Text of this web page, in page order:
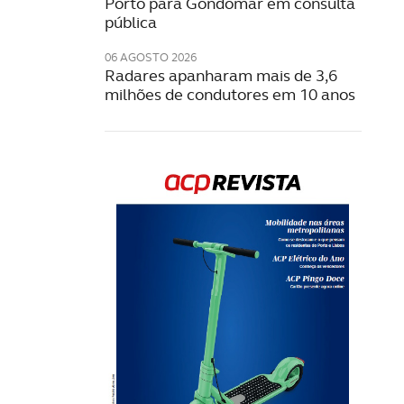
pública
06 AGOSTO 2026
Radares apanharam mais de 3,6
milhões de condutores em 10 anos